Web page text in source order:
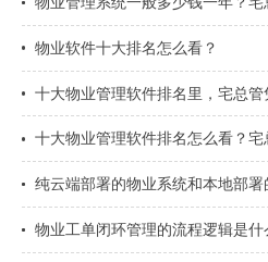
物业软件十大排名怎么看？
纯云端部署的物业系统和本地部署
物业工单闭环管理的流程逻辑是什